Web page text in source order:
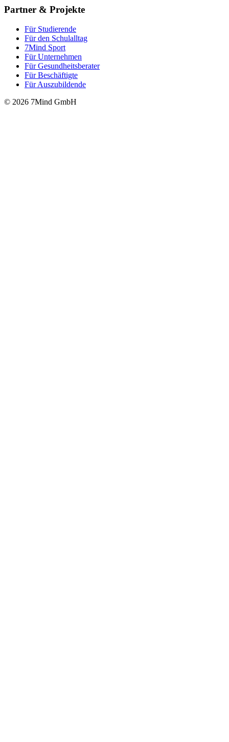
Partner & Projekte
Für Stu­die­rende
Für den Schulalltag
7Mind Sport
Für Unter­neh­men
Für Gesund­heits­be­ra­ter
Für Beschäftigte
Für Auszubildende
© 2026 7Mind GmbH